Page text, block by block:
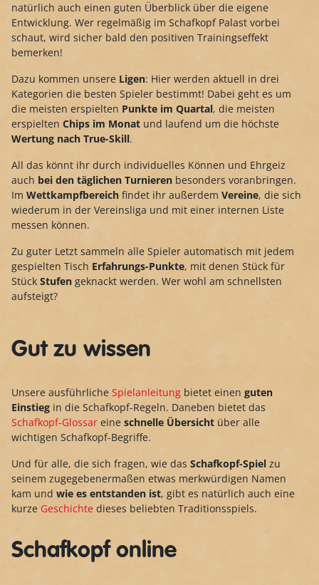
natürlich auch einen guten Überblick über die eigene
Entwicklung. Wer regelmäßig im Schafkopf Palast vorbei
schaut, wird sicher bald den positiven Trainingseffekt
bemerken!
Dazu kommen unsere Ligen: Hier werden aktuell in drei
Kategorien die besten Spieler bestimmt! Dabei geht es um
die meisten erspielten Punkte im Quartal, die meisten
erspielten Chips im Monat und laufend um die höchste
Wertung nach True-Skill.
All das könnt ihr durch individuelles Können und Ehrgeiz
auch bei den täglichen Turnieren besonders voranbringen.
Im Wettkampfbereich findet ihr außerdem Vereine, die sich
wiederum in der Vereinsliga und mit einer internen Liste
messen können.
Zu guter Letzt sammeln alle Spieler automatisch mit jedem
gespielten Tisch Erfahrungs-Punkte, mit denen Stück für
Stück Stufen geknackt werden. Wer wohl am schnellsten
aufsteigt?
Gut zu wissen
Unsere ausführliche Spielanleitung bietet einen guten
Einstieg in die Schafkopf-Regeln. Daneben bietet das
Schafkopf-Glossar eine schnelle Übersicht über alle
wichtigen Schafkopf-Begriffe.
Und für alle, die sich fragen, wie das Schafkopf-Spiel zu
seinem zugegebenermaßen etwas merkwürdigen Namen
kam und wie es entstanden ist, gibt es natürlich auch eine
kurze Geschichte dieses beliebten Traditionsspiels.
Schafkopf online